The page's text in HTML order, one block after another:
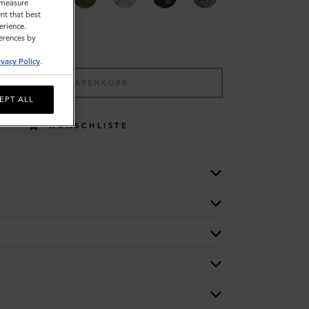
IN DEN WARENKORB
WUNSCHLISTE
that best
by
Policy.
ALL